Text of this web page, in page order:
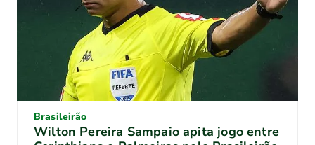
Brasileirão
Wilton Pereira Sampaio apita jogo entre